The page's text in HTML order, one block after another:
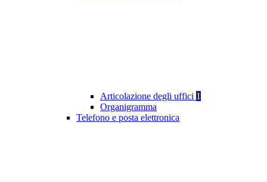
Articolazione degli uffici 1
Organigramma
Telefono e posta elettronica